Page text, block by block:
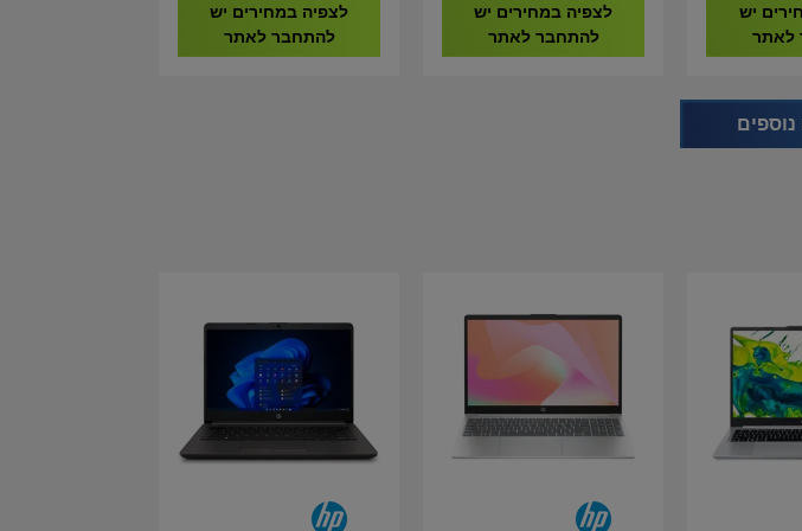
יש
לאתר
9020292-EU
לצפיה במחירים יש
להתחבר לאתר
CMH32GX5M2B6000C38
לצפיה במחירים יש
להתחבר לאתר